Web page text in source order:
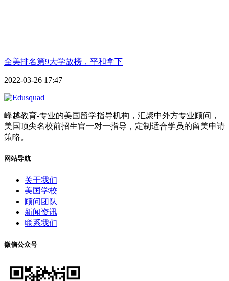
全美排名第9大学放榜，平和拿下
2022-03-26 17:47
峰越教育-专业的美国留学指导机构，汇聚中外方专业顾问，
美国顶尖名校前招生官一对一指导，定制适合学员的留美申请
策略。
网站导航
关于我们
美国学校
顾问团队
新闻资讯
联系我们
微信公众号